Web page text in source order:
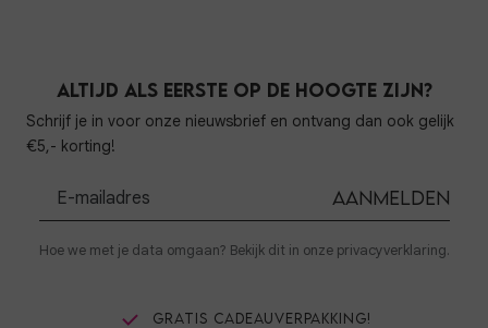
Altijd als eerste op de hoogte zijn?
Schrijf je in voor onze nieuwsbrief en ontvang dan ook gelijk
€5,- korting!
Aanmelden
Hoe we met je data omgaan? Bekijk dit in onze privacyverklaring.
Gratis cadeauverpakking!